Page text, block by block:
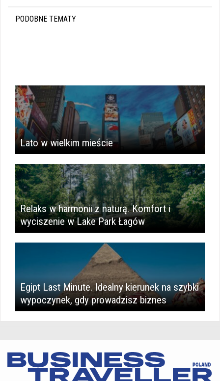
PODOBNE TEMATY
Lato w wielkim mieście
​Relaks w harmonii z naturą. Komfort i
wyciszenie w Lake Park Łagów
Egipt Last Minute. Idealny kierunek na szybki
wypoczynek, gdy prowadzisz biznes